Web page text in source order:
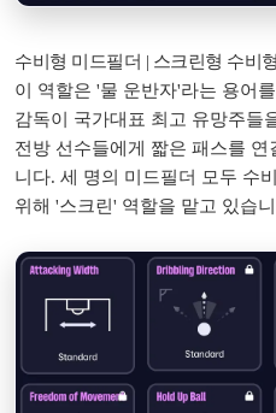
수비형 미드필더 | 스크린형 수비
이 역할은 '물 운반자'라는 용어
감독이 국가대표 최고 유망주들
전방 선수들에게 짧은 패스를
니다. 세 명의 미드필더 모두 수
위해 '스크린' 역할을 맡고 있습